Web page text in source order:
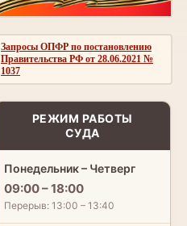
Запросы ОПФР по постановлению
Правительства РФ от 28.06.2021 №
1037
РЕЖИМ РАБОТЫ
СУДА
Понедельник – Четверг
09:00 – 18:00
Перерыв: 13:00 – 13:40